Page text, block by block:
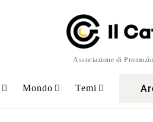
Associazione di
Mondo Temi